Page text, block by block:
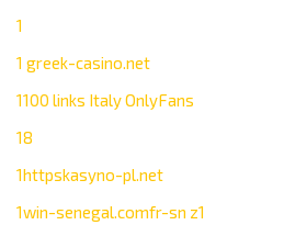
1
1 greek-casino.net
1100 links Italy OnlyFans
18
1httpskasyno-pl.net
1win-senegal.comfr-sn z1